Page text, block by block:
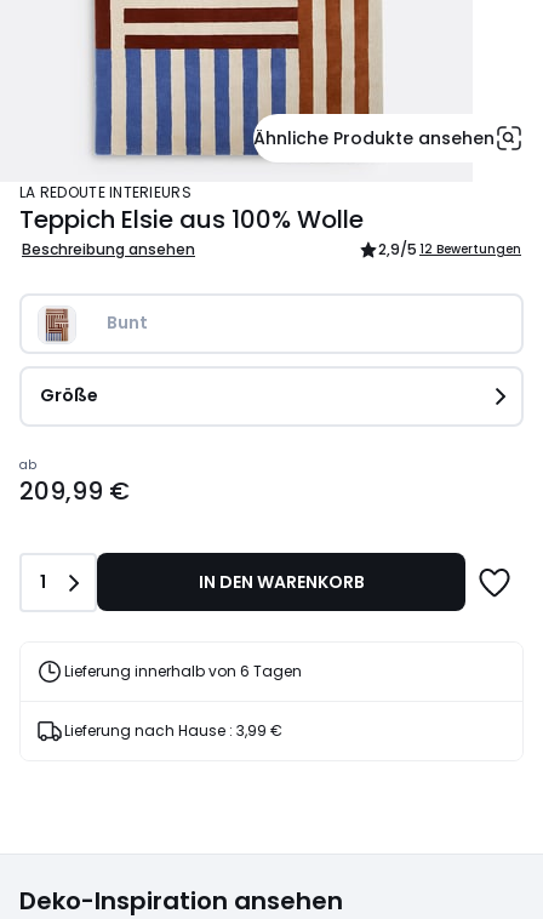
Ähnliche Produkte ansehen
LA REDOUTE INTERIEURS
Teppich Elsie aus 100% Wolle
Beschreibung ansehen 2,9/5 12 Bewertungen
Bunt
Größe
Ab
209,99
ab
209,99 €
Anzahl
1 IN DEN WARENKORB
Lieferung innerhalb von 6 Tagen
Lieferung nach Hause : 3,99 €
Deko-Inspiration ansehen